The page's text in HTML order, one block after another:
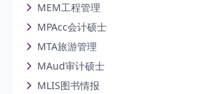
MEM工程管理
MPAcc会计硕士
MTA旅游管理
MAud审计硕士
MLIS图书情报